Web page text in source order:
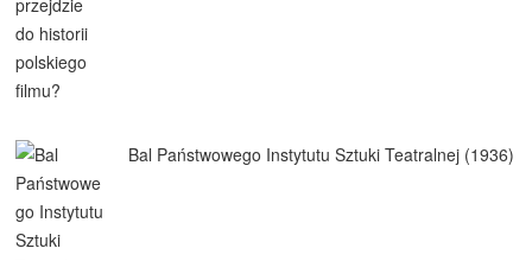
Bal Państwowego Instytutu Sztuki Teatralnej (1936)